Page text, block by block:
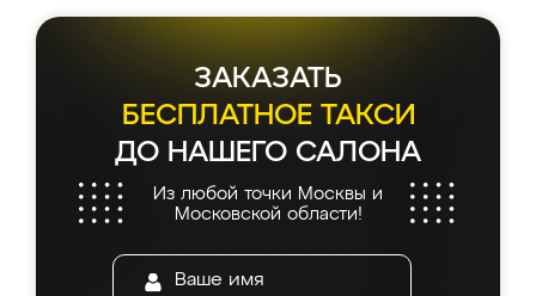
ЗАКАЗАТЬ
БЕСПЛАТНОЕ ТАКСИ
ДО НАШЕГО САЛОНА
Из любой точки Москвы и
Московской области!